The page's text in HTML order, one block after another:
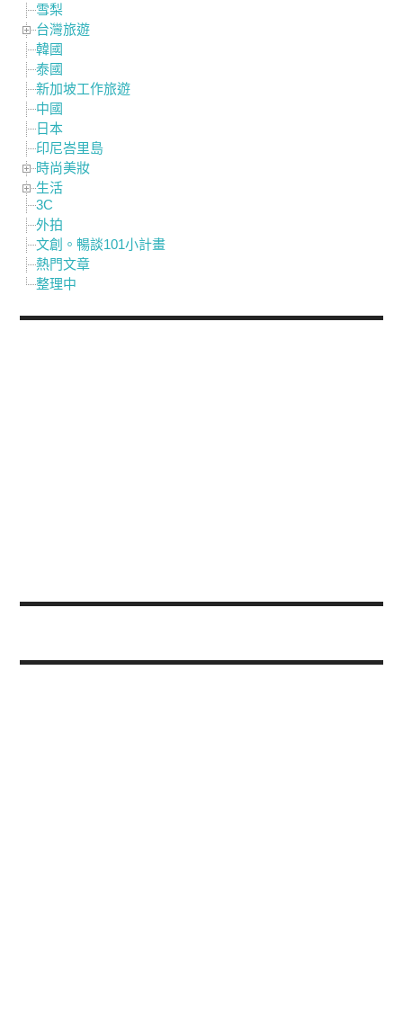
雪梨
台灣旅遊
韓國
泰國
新加坡工作旅遊
中國
日本
印尼峇里島
時尚美妝
生活
3C
外拍
文創。暢談101小計畫
熱門文章
整理中